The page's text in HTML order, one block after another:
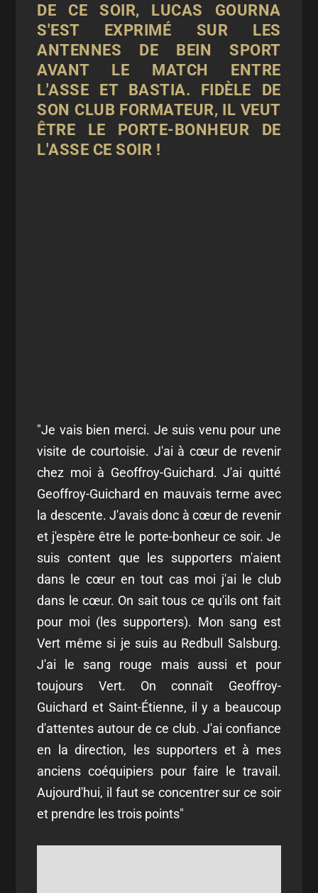
DE CE SOIR, LUCAS GOURNA
S'EST EXPRIMÉ SUR LES
ANTENNES DE BEIN SPORT
AVANT LE MATCH ENTRE
L'ASSE ET BASTIA. FIDÈLE DE
SON CLUB FORMATEUR, IL VEUT
ÊTRE LE PORTE-BONHEUR DE
L'ASSE CE SOIR !
"Je vais bien merci. Je suis venu pour une
visite de courtoisie. J'ai à cœur de revenir
chez moi à Geoffroy-Guichard. J'ai quitté
Geoffroy-Guichard en mauvais terme avec
la descente. J'avais donc à cœur de revenir
et j'espère être le porte-bonheur ce soir. Je
suis content que les supporters m'aient
dans le cœur en tout cas moi j'ai le club
dans le cœur. On sait tous ce qu'ils ont fait
pour moi (les supporters). Mon sang est
Vert même si je suis au Redbull Salsburg.
J'ai le sang rouge mais aussi et pour
toujours Vert. On connaît Geoffroy-
Guichard et Saint-Étienne, il y a beaucoup
d'attentes autour de ce club. J'ai confiance
en la direction, les supporters et à mes
anciens coéquipiers pour faire le travail.
Aujourd'hui, il faut se concentrer sur ce soir
et prendre les trois points"